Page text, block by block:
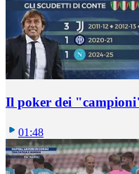
Il poker dei
01:48